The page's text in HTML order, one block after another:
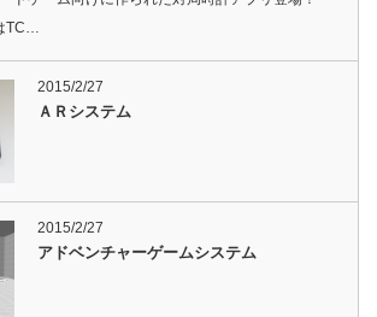
TC…
2015/2/27
ＡＲシステム
2015/2/27
アドベンチャーゲームシステム